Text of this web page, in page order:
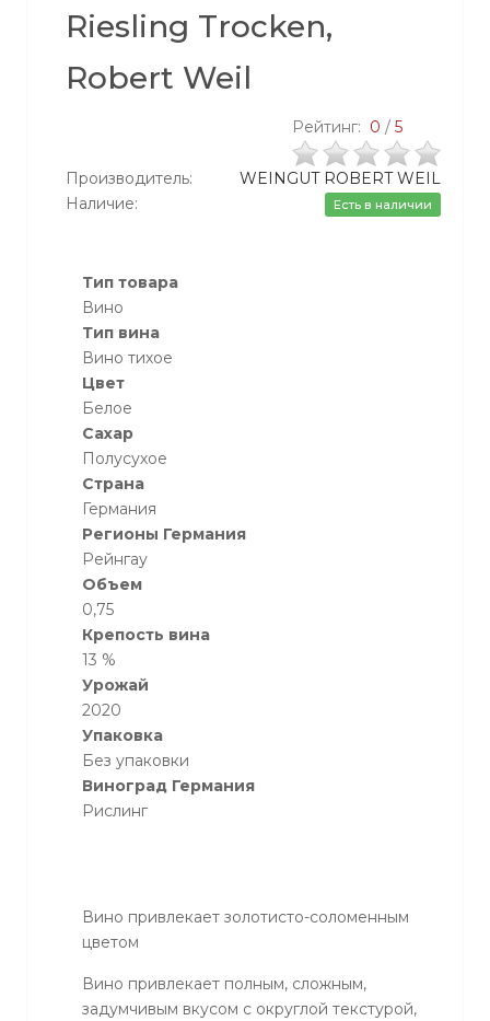
Riesling Trocken,
Robert Weil
Рейтинг: 0 / 5
Производитель:
WEINGUT ROBERT WEIL
Наличие:
Есть в наличии
Тип товара
Вино
Тип вина
Вино тихое
Цвет
Белое
Сахар
Полусухое
Страна
Германия
Регионы Германия
Рейнгау
Объем
0,75
Крепость вина
13 %
Урожай
2020
Упаковка
Без упаковки
Виноград Германия
Рислинг
Вино привлекает золотисто-соломенным
цветом
Вино привлекает полным, сложным,
задумчивым вкусом с округлой текстурой,